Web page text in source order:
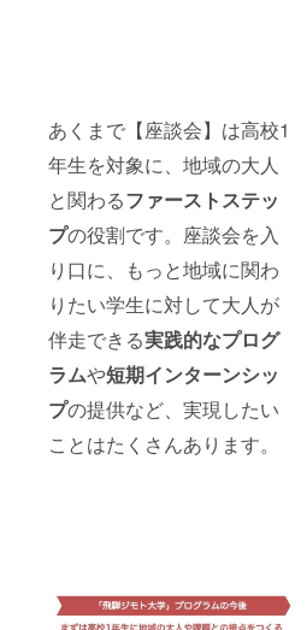
あくまで【座談会】は高校1
年生を対象に、地域の大人
と関わるファーストステッ
プの役割です。座談会を入
り口に、もっと地域に関わ
りたい学生に対して大人が
伴走できる実践的なプログ
ラムや短期インターンシッ
プの提供など、実現したい
ことはたくさんあります。